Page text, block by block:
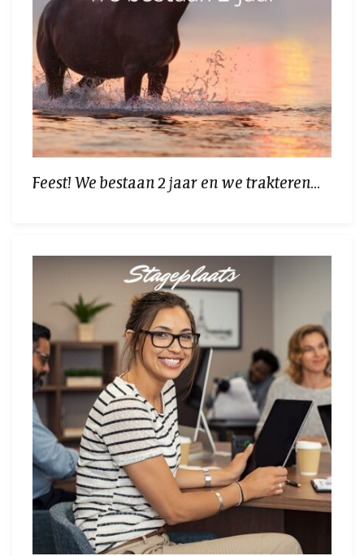
Feest! We bestaan 2 jaar en we trakteren...